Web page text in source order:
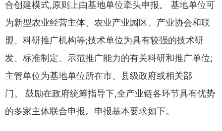
合创建模式,原则上由基地单位牵头申报。 基地单位可
为新型农业经营主体、 农业产业园区、 产业协会和联
盟、 科研推广机构等;技术单位为具有较强的技术研
发、 标准制定、 示范推广能力的有关科研和推广单位;
主管单位为基地单位所在市、 县级政府或相关部
门。 鼓励在政府统筹指导下,全产业链各环节具有优势
的多家主体联合申报。 申报基本要求如下。